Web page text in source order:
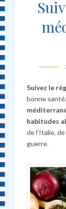
Suivez le
bonne
habitudes
de l’Italie,
guerre.